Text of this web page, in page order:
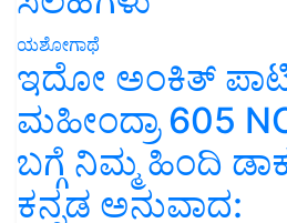
ಯಶೋಗಾಥೆ
ಇದೋ ಅಂಕಿತ್
ಮಹೀಂದ್ರಾ 605
ಬಗ್ಗೆ ನಿಮ್ಮ ಹಿಂದಿ
ಕನ್ನಡ ಅನುವಾದ: